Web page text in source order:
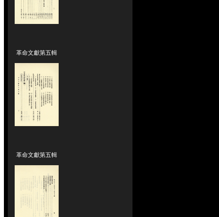
革命文獻第五輯
革命文獻第五輯